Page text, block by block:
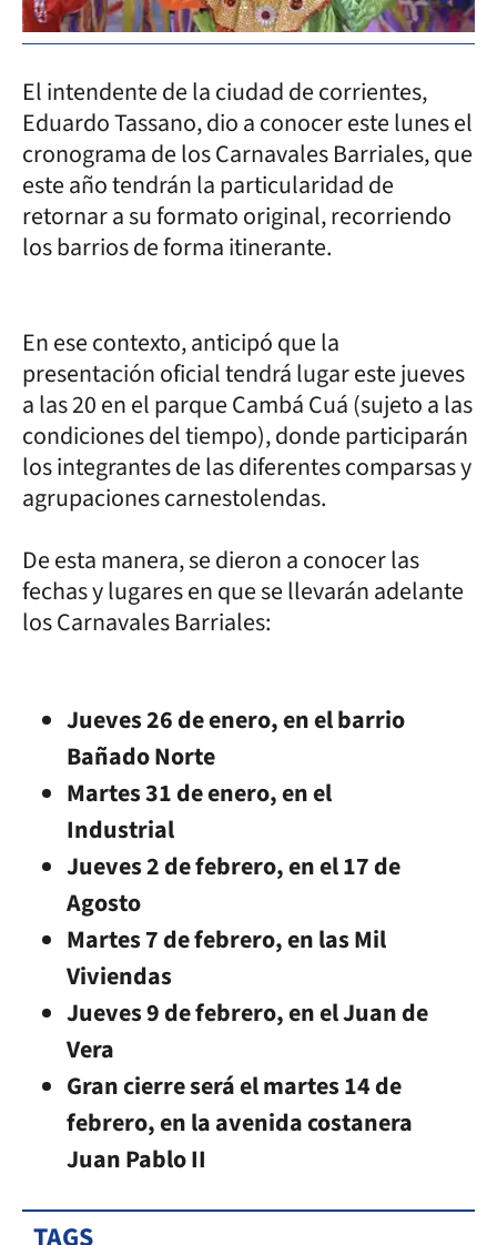
El intendente de la ciudad de corrientes,
Eduardo Tassano, dio a conocer este lunes el
cronograma de los Carnavales Barriales, que
este año tendrán la particularidad de
retornar a su formato original, recorriendo
los barrios de forma itinerante.
En ese contexto, anticipó que la
presentación oficial tendrá lugar este jueves
a las 20 en el parque Cambá Cuá (sujeto a las
condiciones del tiempo), donde participarán
los integrantes de las diferentes comparsas y
agrupaciones carnestolendas.
De esta manera, se dieron a conocer las
fechas y lugares en que se llevarán adelante
los Carnavales Barriales:
Jueves 26 de enero, en el barrio
Bañado Norte
Martes 31 de enero, en el
Industrial
Jueves 2 de febrero, en el 17 de
Agosto
Martes 7 de febrero, en las Mil
Viviendas
Jueves 9 de febrero, en el Juan de
Vera
Gran cierre será el martes 14 de
febrero, en la avenida costanera
Juan Pablo II